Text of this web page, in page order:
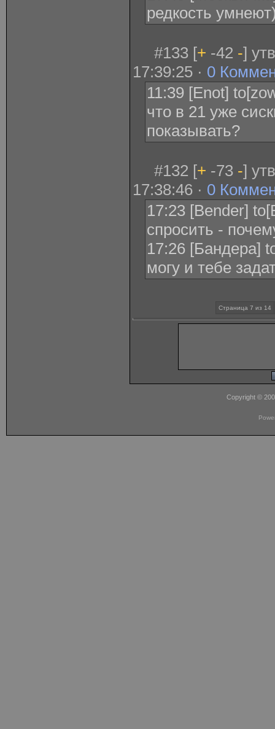
редкость
#133 [+ -42 -]
17:39:25 · 0
11:39 [Enot]
что в 21 уже
показывать?
#132 [+ -73 -]
17:38:46 · 0
17:23 [Bender]
спросить -
17:26 [Бандера]
могу и тебе
Страница 7 из 14
Copyright ©